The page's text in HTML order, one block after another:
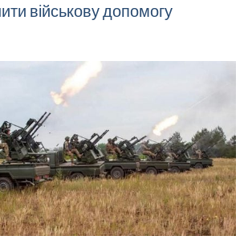
військову допомогу